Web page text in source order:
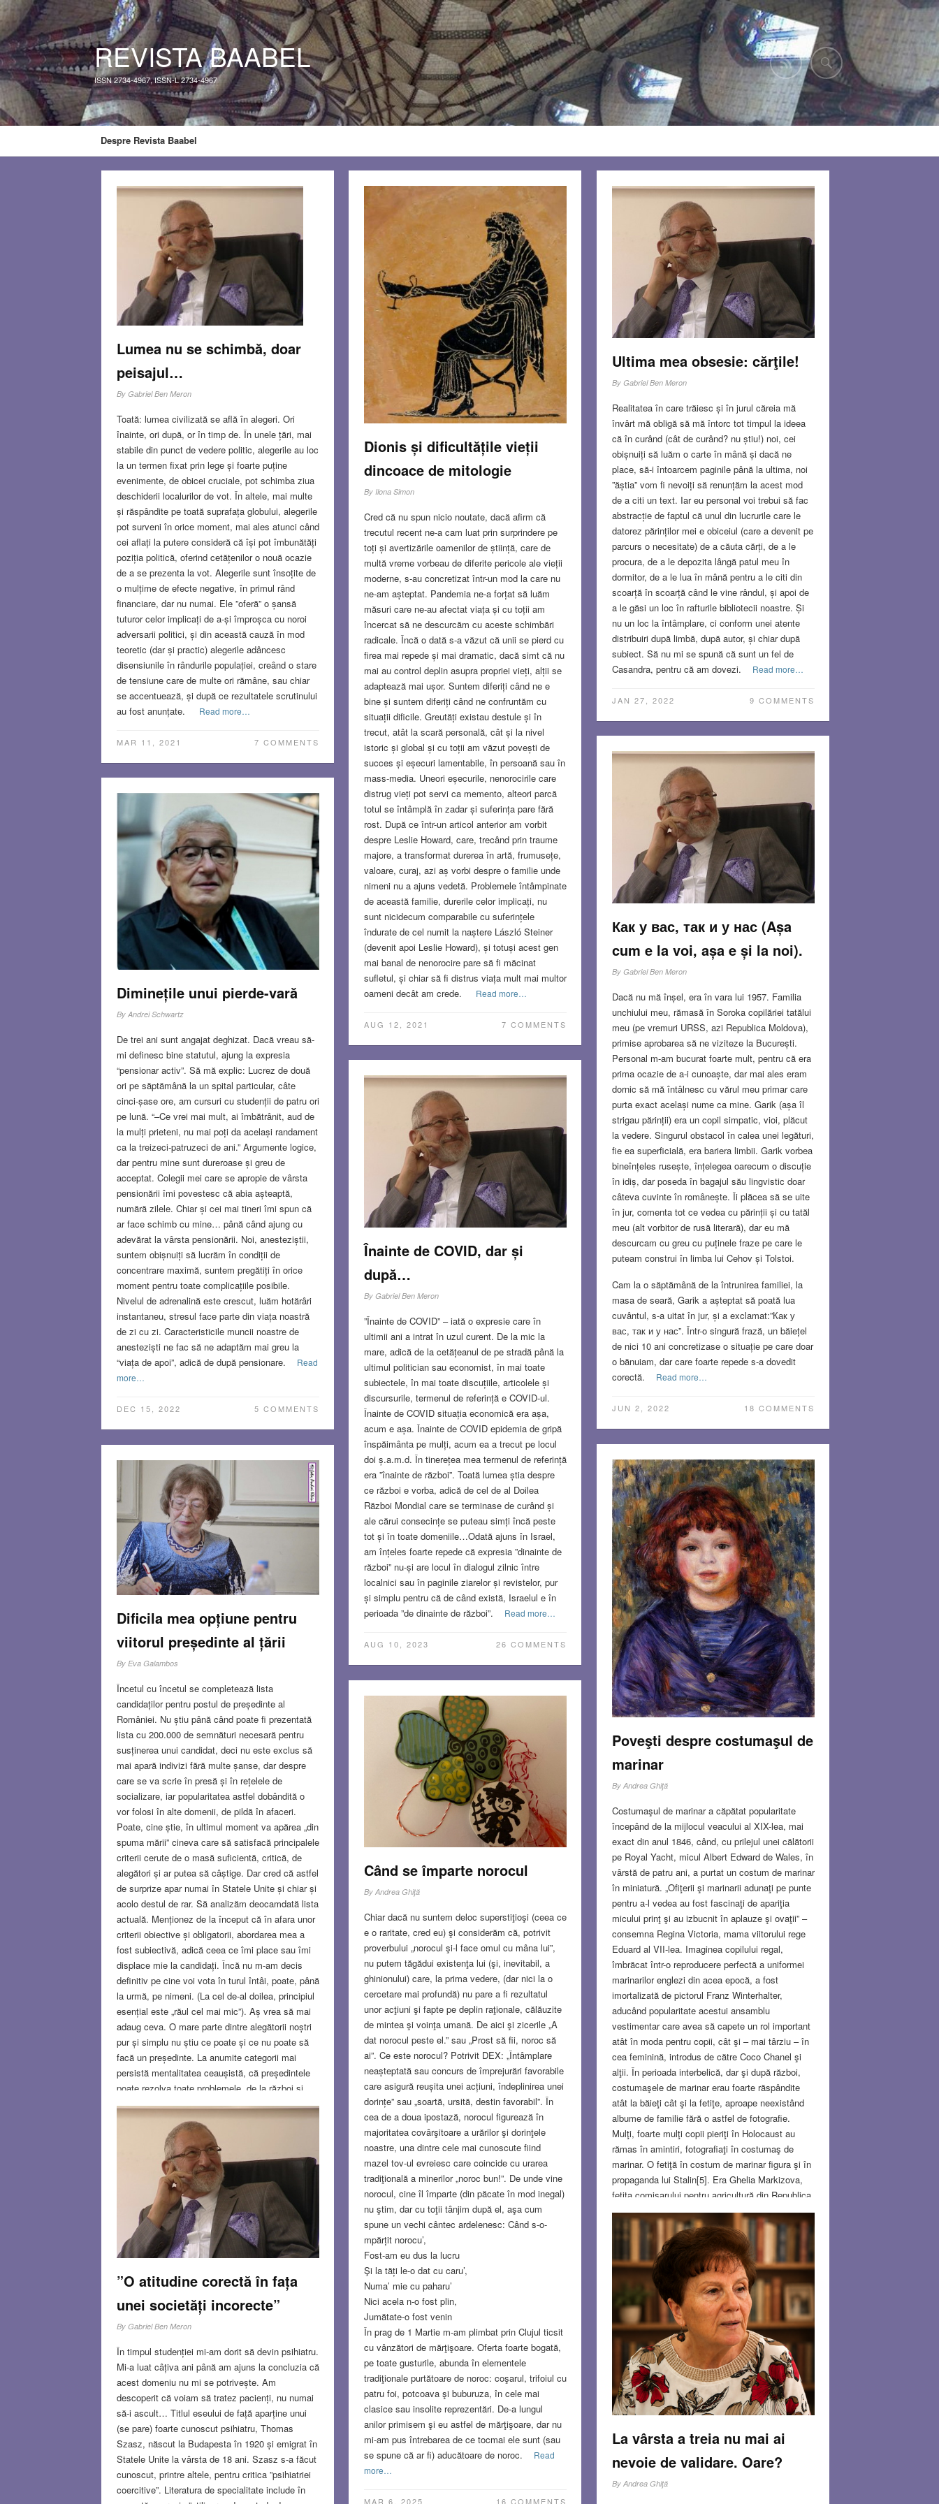
REVISTA BAABEL
ISSN 2734-4967, ISSN-L 2734-4967
Despre Revista Baabel
Lumea nu se schimbă, doar
peisajul…
By Gabriel Ben Meron
Toată: lumea civilizată se află în alegeri. Ori
înainte, ori după, or în timp de. În unele țări, mai
stabile din punct de vedere politic, alegerile au loc
la un termen fixat prin lege și foarte puține
evenimente, de obicei cruciale, pot schimba ziua
deschiderii localurilor de vot. În altele, mai multe
și răspândite pe toată suprafața globului, alegerile
pot surveni în orice moment, mai ales atunci când
cei aflați la putere consideră că își pot îmbunătăți
poziția politică, oferind cetățenilor o nouă ocazie
de a se prezenta la vot. Alegerile sunt însoțite de
o mulțime de efecte negative, în primul rând
financiare, dar nu numai. Ele ”oferă” o șansă
tuturor celor implicați de a-și împroșca cu noroi
adversarii politici, și din această cauză în mod
teoretic (dar și practic) alegerile adâncesc
disensiunile în rândurile populației, creând o stare
de tensiune care de multe ori rămâne, sau chiar
se accentuează, și după ce rezultatele scrutinului
au fost anunțate.
Read more…
MAR 11, 2021 7 COMMENTS
Dionis și dificultățile vieții
dincoace de mitologie
By Ilona Simon
Cred că nu spun nicio noutate, dacă afirm că
trecutul recent ne-a cam luat prin surprindere pe
toți și avertizările oamenilor de știință, care de
multă vreme vorbeau de diferite pericole ale vieții
moderne, s-au concretizat într-un mod la care nu
ne-am așteptat. Pandemia ne-a forțat să luăm
măsuri care ne-au afectat viața și cu toții am
încercat să ne descurcăm cu aceste schimbări
radicale. Încă o dată s-a văzut că unii se pierd cu
firea mai repede și mai dramatic, dacă simt că nu
mai au control deplin asupra propriei vieți, alții se
adaptează mai ușor. Suntem diferiți când ne e
bine și suntem diferiți când ne confruntăm cu
situații dificile. Greutăți existau destule și în
trecut, atât la scară personală, cât și la nivel
istoric și global și cu toții am văzut povești de
succes și eșecuri lamentabile, în persoană sau în
mass-media. Uneori eșecurile, nenorocirile care
distrug vieți pot servi ca memento, alteori parcă
totul se întâmplă în zadar și suferința pare fără
rost. După ce într-un articol anterior am vorbit
despre Leslie Howard, care, trecând prin traume
majore, a transformat durerea în artă, frumusețe,
valoare, curaj, azi aș vorbi despre o familie unde
nimeni nu a ajuns vedetă. Problemele întâmpinate
de această familie, durerile celor implicați, nu
sunt nicidecum comparabile cu suferințele
îndurate de cel numit la naștere László Steiner
(devenit apoi Leslie Howard), și totuși acest gen
mai banal de nenorocire pare să fi măcinat
sufletul, și chiar să fi distrus viața mult mai multor
oameni decât am crede.
Read more…
AUG 12, 2021 7 COMMENTS
Ultima mea obsesie: cărţile!
By Gabriel Ben Meron
Realitatea în care trăiesc și în jurul căreia mă
învârt mă obligă să mă întorc tot timpul la ideea
că în curând (cât de curând? nu știu!) noi, cei
obișnuiți să luăm o carte în mână și dacă ne
place, să-i întoarcem paginile până la ultima, noi
”ăștia” vom fi nevoiți să renunțăm la acest mod
de a citi un text. Iar eu personal voi trebui să fac
abstracție de faptul că unul din lucrurile care le
datorez părinților mei e obiceiul (care a devenit pe
parcurs o necesitate) de a căuta cărți, de a le
procura, de a le depozita lângă patul meu în
dormitor, de a le lua în mână pentru a le citi din
scoarță în scoarță când le vine rândul, și apoi de
a le găsi un loc în rafturile bibliotecii noastre. Și
nu un loc la întâmplare, ci conform unei atente
distribuiri după limbă, după autor, și chiar după
subiect. Să nu mi se spună că sunt un fel de
Casandra, pentru că am dovezi.
Read more…
JAN 27, 2022 9 COMMENTS
Как у вас, так и у нас (Așa
cum e la voi, așa e și la noi).
By Gabriel Ben Meron
Dacă nu mă înșel, era în vara lui 1957. Familia
unchiului meu, rămasă în Soroka copilăriei tatălui
meu (pe vremuri URSS, azi Republica Moldova),
primise aprobarea să ne viziteze la București.
Personal m-am bucurat foarte mult, pentru că era
prima ocazie de a-i cunoaște, dar mai ales eram
dornic să mă întâlnesc cu vărul meu primar care
purta exact același nume ca mine. Garik (așa îl
strigau părinții) era un copil simpatic, vioi, plăcut
la vedere. Singurul obstacol în calea unei legături,
fie ea superficială, era bariera limbii. Garik vorbea
bineînțeles rusește, înțelegea oarecum o discuție
în idiș, dar poseda în bagajul său lingvistic doar
câteva cuvinte în românește. Îi plăcea să se uite
în jur, comenta tot ce vedea cu părinții și cu tatăl
meu (alt vorbitor de rusă literară), dar eu mă
descurcam cu greu cu puținele fraze pe care le
puteam construi în limba lui Cehov și Tolstoi.
Cam la o săptămână de la întrunirea familiei, la
masa de seară, Garik a așteptat să poată lua
cuvântul, s-a uitat în jur, și a exclamat:”Как у
вас, так и у нас”. Într-o singură frază, un băiețel
de nici 10 ani concretizase o situație pe care doar
o bănuiam, dar care foarte repede s-a dovedit
corectă.
Read more…
JUN 2, 2022 18 COMMENTS
Diminețile unui pierde-vară
By Andrei Schwartz
De trei ani sunt angajat deghizat. Dacă vreau să-
mi definesc bine statutul, ajung la expresia
“pensionar activ”. Să mă explic: Lucrez de două
ori pe săptămână la un spital particular, câte
cinci-șase ore, am cursuri cu studenții de patru ori
pe lună. “–Ce vrei mai mult, ai îmbătrânit, aud de
la mulți prieteni, nu mai poți da același randament
ca la treizeci-patruzeci de ani.” Argumente logice,
dar pentru mine sunt dureroase și greu de
acceptat. Colegii mei care se apropie de vârsta
pensionării îmi povestesc că abia așteaptă,
numără zilele. Chiar și cei mai tineri îmi spun că
ar face schimb cu mine… până când ajung cu
adevărat la vârsta pensionării. Noi, anesteziștii,
suntem obișnuiți să lucrăm în condiții de
concentrare maximă, suntem pregătiți în orice
moment pentru toate complicațiile posibile.
Nivelul de adrenalină este crescut, luăm hotărâri
instantaneu, stresul face parte din viața noastră
de zi cu zi. Caracteristicile muncii noastre de
anesteziști ne fac să ne adaptăm mai greu la
“viața de apoi”, adică de după pensionare.
Read
more…
DEC 15, 2022 5 COMMENTS
Înainte de COVID, dar și
după…
By Gabriel Ben Meron
”Înainte de COVID” – iată o expresie care în
ultimii ani a intrat în uzul curent. De la mic la
mare, adică de la cetățeanul de pe stradă până la
ultimul politician sau economist, în mai toate
subiectele, în mai toate discuțiile, articolele și
discursurile, termenul de referință e COVID-ul.
Înainte de COVID situația economică era așa,
acum e așa. Înainte de COVID epidemia de gripă
înspăimânta pe mulți, acum ea a trecut pe locul
doi ș.a.m.d. În tinerețea mea termenul de referință
era ”înainte de război”. Toată lumea știa despre
ce război e vorba, adică de cel de al Doilea
Război Mondial care se terminase de curând și
ale cărui consecințe se puteau simți încă peste
tot și în toate domeniile…Odată ajuns în Israel,
am înțeles foarte repede că expresia ”dinainte de
război” nu-și are locul în dialogul zilnic între
localnici sau în paginile ziarelor și revistelor, pur
și simplu pentru că de când există, Israelul e în
perioada ”de dinainte de război”.
Read more…
AUG 10, 2023 26 COMMENTS
Poveşti despre costumaşul de
marinar
By Andrea Ghiţă
Costumaşul de marinar a căpătat popularitate
începând de la mijlocul veacului al XIX-lea, mai
exact din anul 1846, când, cu prilejul unei călătorii
pe Royal Yacht, micul Albert Edward de Wales, în
vârstă de patru ani, a purtat un costum de marinar
în miniatură. „Ofiţerii şi marinarii adunaţi pe punte
pentru a-l vedea au fost fascinaţi de apariţia
micului prinţ şi au izbucnit în aplauze şi ovaţii” –
consemna Regina Victoria, mama viitorului rege
Eduard al VII-lea. Imaginea copilului regal,
îmbrăcat într-o reproducere perfectă a uniformei
marinarilor englezi din acea epocă, a fost
imortalizată de pictorul Franz Winterhalter,
aducând popularitate acestui ansamblu
vestimentar care avea să capete un rol important
atât în moda pentru copii, cât şi – mai târziu – în
cea feminină, introdus de către Coco Chanel şi
alţii. În perioada interbelică, dar şi după război,
costumaşele de marinar erau foarte răspândite
atât la băieţi cât şi la fetiţe, aproape neexistând
albume de familie fără o astfel de fotografie.
Mulţi, foarte mulţi copii pieriţi în Holocaust au
rămas în amintiri, fotografiaţi în costumaş de
marinar. O fetiţă în costum de marinar figura şi în
propaganda lui Stalin[5]. Era Ghelia Markizova,
fetiţa comisarului pentru agricultură din Republica
Socialistă Sovietică Autonomă Buriată[6]. În
1936, fetiţa venise la Kremlin împreună cu tatăl
ei. A stat ce a stat cuminte, dar la un moment dat
s-a apropiat de dictator şi i-a întins un buchet de
flori. Stalin a luat-o în braţe şi s-a fotografiat cu
ea. În scurt timp fotografia care vestea copilăria
fericită din URSS a apărut pe milioane de afişe şi
chiar sub formă de statuetă de propagandă, ceea
ce a dus şi la creşterea explozivă a vânzărilor
de… costumaşe de marinar. Curând, însă,
povestea avea să ia o turnură dramatică.
Read
more…
FEB 8, 2024 10 COMMENTS
Dificila mea opțiune pentru
viitorul președinte al țării
By Eva Galambos
Încetul cu încetul se completează lista
candidaților pentru postul de președinte al
României. Nu știu până când poate fi prezentată
lista cu 200.000 de semnături necesară pentru
susținerea unui candidat, deci nu este exclus să
mai apară indivizi fără multe șanse, dar despre
care se va scrie în presă și în rețelele de
socializare, iar popularitatea astfel dobândită o
vor folosi în alte domenii, de pildă în afaceri.
Poate, cine știe, în ultimul moment va apărea „din
spuma mării” cineva care să satisfacă principalele
criterii cerute de o masă suficientă, critică, de
alegători și ar putea să câștige. Dar cred că astfel
de surprize apar numai în Statele Unite și chiar și
acolo destul de rar. Să analizăm deocamdată lista
actuală. Menționez de la început că în afara unor
criterii obiective și obligatorii, abordarea mea a
fost subiectivă, adică ceea ce îmi place sau îmi
displace mie la candidați. Încă nu m-am decis
definitiv pe cine voi vota în turul întâi, poate, până
la urmă, pe nimeni. (La cel de-al doilea, principiul
esențial este „răul cel mai mic”). Aș vrea să mai
adaug ceva. O mare parte dintre alegătorii noștri
pur și simplu nu știu ce poate și ce nu poate să
facă un președinte. La anumite categorii mai
persistă mentalitatea ceaușistă, că președintele
poate rezolva toate problemele, de la război și
pace (da, poate) până la creșterea pensiilor sau
scăderea prețurilor (nu poate) și multe altele.
Drepturile unui președinte sunt înscrise în
Constituție.
Read more…
SEP 19, 2024 10 COMMENTS
Când se împarte norocul
By Andrea Ghiţă
Chiar dacă nu suntem deloc superstiţioşi (ceea ce
e o raritate, cred eu) şi considerăm că, potrivit
proverbului „norocul şi-l face omul cu mâna lui”,
nu putem tăgădui existenţa lui (şi, inevitabil, a
ghinionului) care, la prima vedere, (dar nici la o
cercetare mai profundă) nu pare a fi rezultatul
unor acţiuni şi fapte pe deplin raţionale, călăuzite
de mintea şi voinţa umană. De aici şi zicerile „A
dat norocul peste el.” sau „Prost să fii, noroc să
ai”. Ce este norocul? Potrivit DEX: „Întâmplare
neașteptată sau concurs de împrejurări favorabile
care asigură reușita unei acțiuni, îndeplinirea unei
dorințe” sau „soartă, ursită, destin favorabil”. În
cea de a doua ipostază, norocul figurează în
majoritatea covârşitoare a urărilor şi dorinţele
noastre, una dintre cele mai cunoscute fiind
mazel tov-ul evreiesc care coincide cu urarea
tradiţională a minerilor „noroc bun!”. De unde vine
norocul, cine îl împarte (din păcate în mod inegal)
nu ştim, dar cu toţii tânjim după el, aşa cum
spune un vechi cântec ardelenesc: Când s-o-
mpărțit norocu’,
Fost-am eu dus la lucru
Şi la tăți le-o dat cu caru’,
Numa’ mie cu paharu’
Nici acela n-o fost plin,
Jumătate-o fost venin
În prag de 1 Martie m-am plimbat prin Clujul ticsit
cu vânzători de mărţişoare. Oferta foarte bogată,
pe toate gusturile, abunda în elementele
tradiţionale purtătoare de noroc: coşarul, trifoiul cu
patru foi, potcoava şi buburuza, în cele mai
clasice sau insolite reprezentări. De-a lungul
anilor primisem şi eu astfel de mărţişoare, dar nu
mi-am pus întrebarea de ce tocmai ele sunt (sau
se spune că ar fi) aducătoare de noroc.
Read
more…
MAR 6, 2025 16 COMMENTS
”O atitudine corectă în fața
unei societăți incorecte”
By Gabriel Ben Meron
În timpul studenției mi-am dorit să devin psihiatru.
Mi-a luat câțiva ani până am ajuns la concluzia că
acest domeniu nu mi se potrivește. Am
descoperit că voiam să tratez pacienți, nu numai
să-i ascult… Titlul eseului de față aparține unui
(se pare) foarte cunoscut psihiatru, Thomas
Szasz, născut la Budapesta în 1920 și emigrat în
Statele Unite la vârsta de 18 ani. Szasz s-a făcut
cunoscut, printre altele, pentru critica ”psihiatriei
coercitive”. Literatura de specialitate include în
La vârsta a treia nu mai ai
nevoie de validare. Oare?
By Andrea Ghiţă